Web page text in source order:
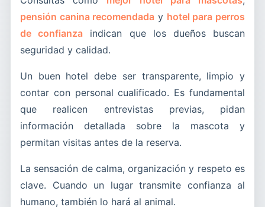
pensión canina recomendada y hotel para perros
de confianza indican que los dueños buscan
seguridad y calidad.
Un buen hotel debe ser transparente, limpio y
contar con personal cualificado. Es fundamental
que realicen entrevistas previas, pidan
información detallada sobre la mascota y
permitan visitas antes de la reserva.
La sensación de calma, organización y respeto es
clave. Cuando un lugar transmite confianza al
humano, también lo hará al animal.